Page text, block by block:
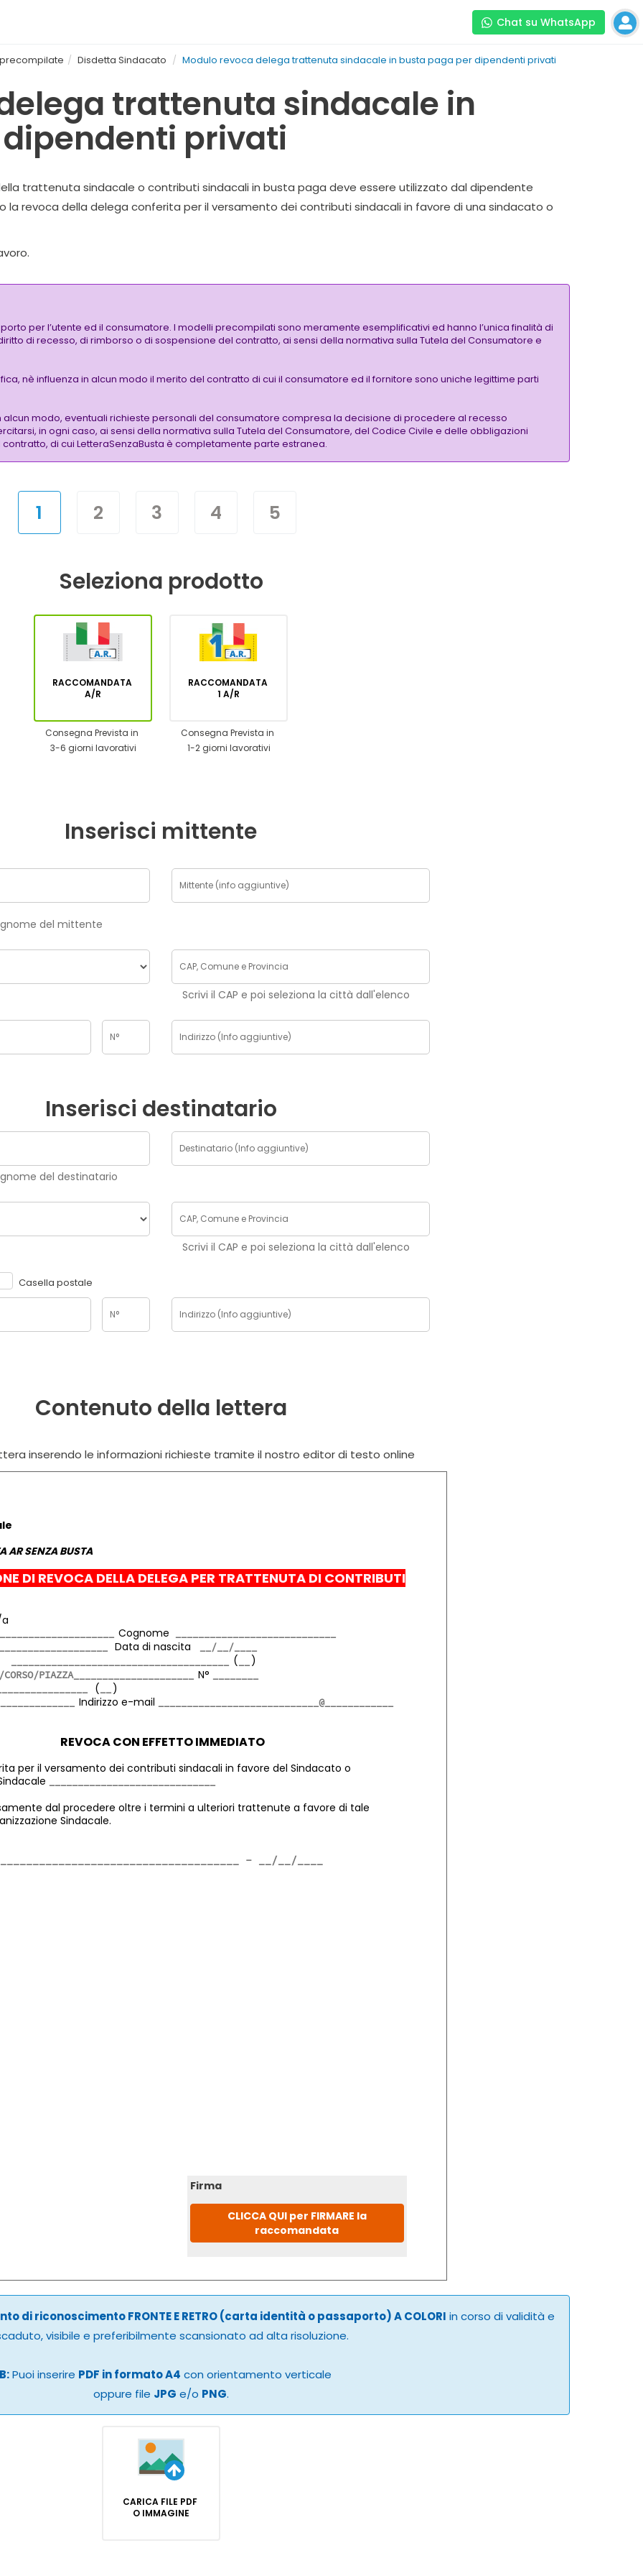
Chat su WhatsApp
Disdetta Sindacato Modulo revoca delega trattenuta sindacale in busta paga per dipendenti privati
trattenuta sindacale in
privati
trattenuta sindacale o contributi sindacali in busta paga deve essere utilizzato dal dipendente
revoca della delega conferita per il versamento dei contributi sindacali in favore di una sindacato o
per l’utente ed il consumatore. I modelli precompilati sono meramente esemplificativi ed hanno l’unica finalità di
di recesso, di rimborso o di sospensione del contratto, ai sensi della normativa sulla Tutela del Consumatore e
nè influenza in alcun modo il merito del contratto di cui il consumatore ed il fornitore sono uniche legittime parti
alcun modo, eventuali richieste personali del consumatore compresa la decisione di procedere al recesso
in ogni caso, ai sensi della normativa sulla Tutela del Consumatore, del Codice Civile e delle obbligazioni
di cui LetteraSenzaBusta è completamente parte estranea.
1 2 3 4 5
Seleziona prodotto
RACCOMANDATA
A/R
Consegna Prevista in
3-6 giorni lavorativi
RACCOMANDATA
1 A/R
Consegna Prevista in
1-2 giorni lavorativi
Inserisci mittente
nome e cognome del mittente
Scrivi il CAP e poi seleziona la città dall'elenco
Inserisci destinatario
e cognome del destinatario
Scrivi il CAP e poi seleziona la città dall'elenco
Casella postale
Contenuto della lettera
inserendo le informazioni richieste tramite il nostro editor di testo online
AR SENZA BUSTA
DI REVOCA DELLA DELEGA PER TRATTENUTA DI CONTRIBUTI
Cognome
Data di nascita
(
)
N°
(
)
Indirizzo e-mail
REVOCA CON EFFETTO IMMEDIATO
per il versamento dei contributi sindacali in favore del Sindacato o
dal procedere oltre i termini a ulteriori trattenute a favore di tale
Sindacale.
Firma
CLICCA QUI per FIRMARE la
raccomandata
di riconoscimento FRONTE E RETRO (carta identità o passaporto) A COLORI in corso di validità e
visibile e preferibilmente scansionato ad alta risoluzione.
Puoi inserire PDF in formato A4 con orientamento verticale
oppure file JPG e/o PNG.
CARICA FILE PDF
O IMMAGINE